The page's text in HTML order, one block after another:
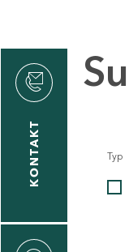
KONTAKT Typ